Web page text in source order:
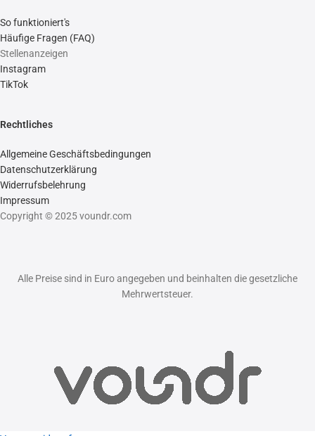
So funktioniert's
Häufige Fragen (FAQ)
Stellenanzeigen
Instagram
TikTok
Rechtliches
Allgemeine Geschäftsbedingungen
Datenschutzerklärung
Widerrufsbelehrung
Impressum
Copyright © 2025 voundr.com
Alle Preise sind in Euro angegeben und beinhalten die gesetzliche
Mehrwertsteuer.